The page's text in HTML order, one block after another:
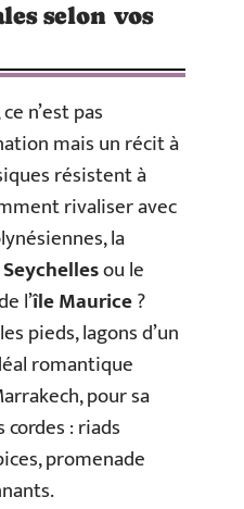
selon vos
ce n’est pas
mais un récit à
résistent à
rivaliser avec
la
Seychellesou le
l’île Maurice?
pieds, lagons d’un
romantique
pour sa
: riads
promenade